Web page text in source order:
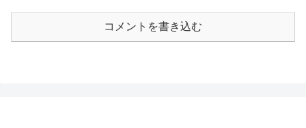
コメントを書き込む